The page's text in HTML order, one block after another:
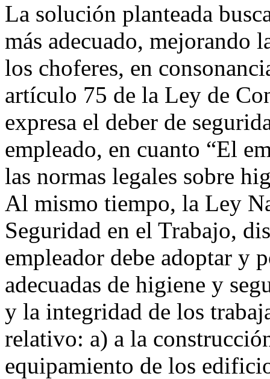
La solución planteada
más adecuado, mejorando
los choferes, en
artículo 75 de la Ley de
expresa el deber de
empleado, en cuanto “El
las normas legales sobre
Al mismo tiempo, la Ley
Seguridad en el Trabajo,
empleador debe adoptar y
adecuadas de higiene y
y la integridad de los
relativo: a) a la
equipamiento de los